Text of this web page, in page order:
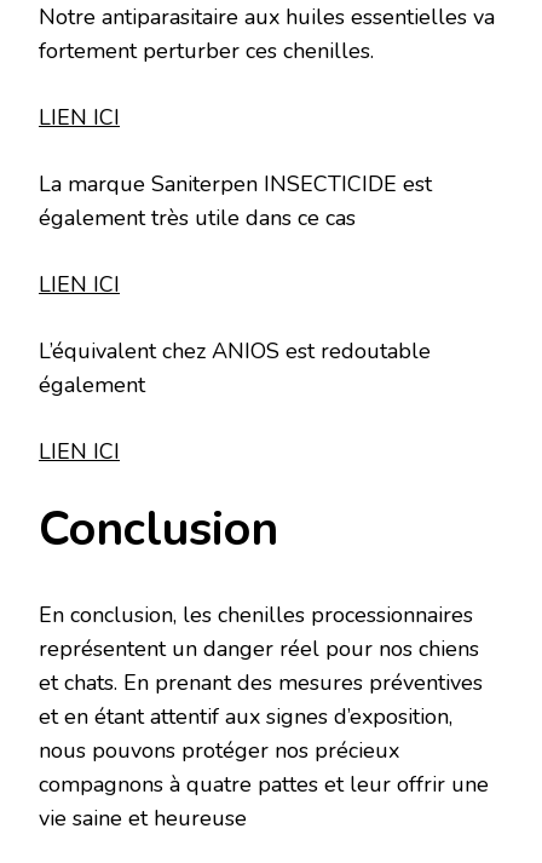
Notre antiparasitaire aux huiles essentielles va
fortement perturber ces chenilles.
LIEN ICI
La marque Saniterpen INSECTICIDE est
également très utile dans ce cas
LIEN ICI
L’équivalent chez ANIOS est redoutable
également
LIEN ICI
Conclusion
En conclusion, les chenilles processionnaires
représentent un danger réel pour nos chiens
et chats. En prenant des mesures préventives
et en étant attentif aux signes d’exposition,
nous pouvons protéger nos précieux
compagnons à quatre pattes et leur offrir une
vie saine et heureuse